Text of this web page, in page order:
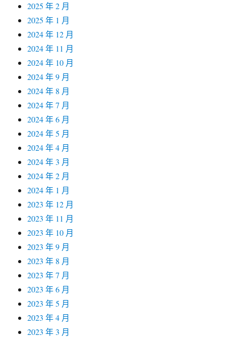
2025 年 2 月
2025 年 1 月
2024 年 12 月
2024 年 11 月
2024 年 10 月
2024 年 9 月
2024 年 8 月
2024 年 7 月
2024 年 6 月
2024 年 5 月
2024 年 4 月
2024 年 3 月
2024 年 2 月
2024 年 1 月
2023 年 12 月
2023 年 11 月
2023 年 10 月
2023 年 9 月
2023 年 8 月
2023 年 7 月
2023 年 6 月
2023 年 5 月
2023 年 4 月
2023 年 3 月